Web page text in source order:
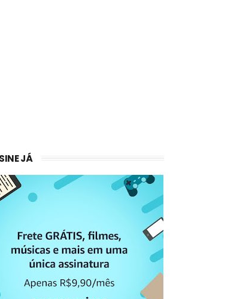
JÁ